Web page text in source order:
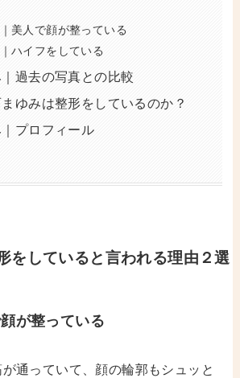
美人で顔が整っている
ハイフをしている
過去の写真との比較
ゆみは整形をしているのか？
プロフィール
をしていると言われる理由２選
が整っている
通っていて、顔の輪郭もシュッと